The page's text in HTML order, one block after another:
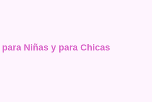
Niñas y para Chicas